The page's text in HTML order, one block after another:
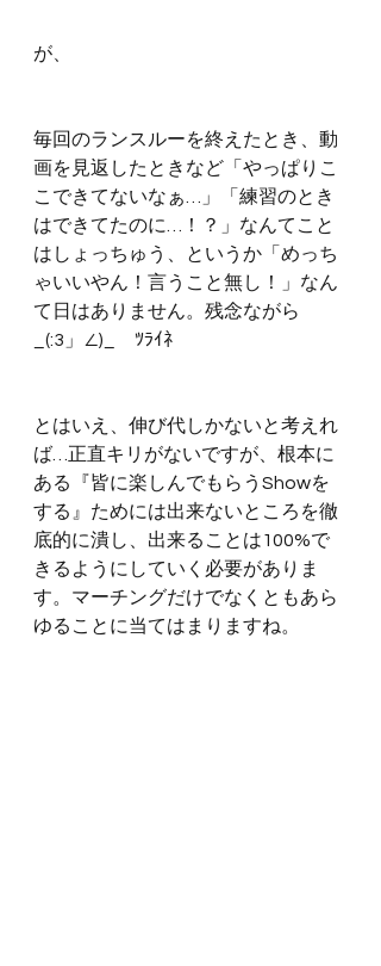
が、
毎回のランスルーを終えたとき、動
画を見返したときなど「やっぱりこ
こできてないなぁ…」「練習のとき
はできてたのに…！？」なんてこと
はしょっちゅう、というか「めっち
ゃいいやん！言うこと無し！」なん
て日はありません。残念ながら
_(:3」∠)_　ﾂﾗｲﾈ
とはいえ、伸び代しかないと考えれ
ば…正直キリがないですが、根本に
ある『皆に楽しんでもらうShowを
する』ためには出来ないところを徹
底的に潰し、出来ることは100%で
きるようにしていく必要がありま
す。マーチングだけでなくともあら
ゆることに当てはまりますね。